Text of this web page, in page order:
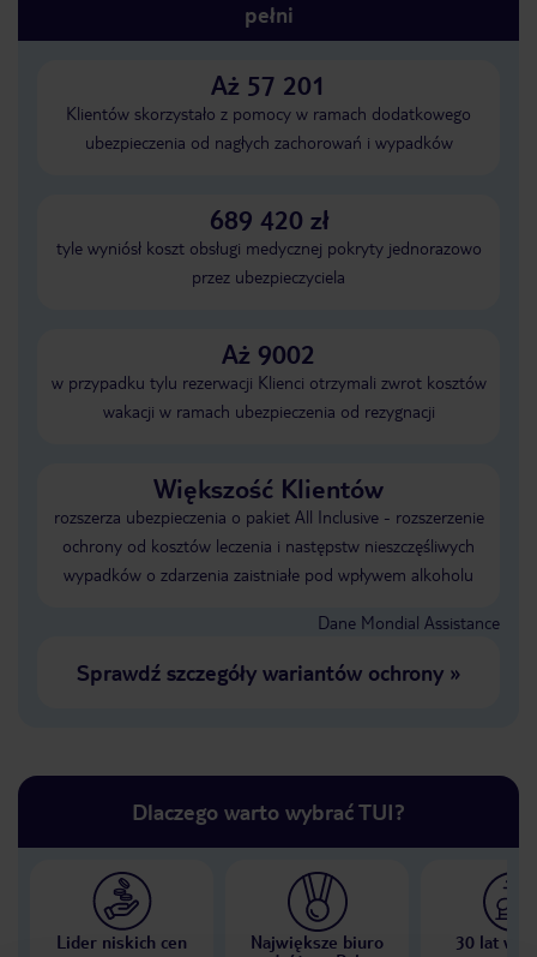
pełni
Aż 57 201
Klientów skorzystało z pomocy w ramach dodatkowego
ubezpieczenia od nagłych zachorowań i wypadków
689 420 zł
tyle wyniósł koszt obsługi medycznej pokryty jednorazowo
przez ubezpieczyciela
Aż 9002
w przypadku tylu rezerwacji Klienci otrzymali zwrot kosztów
wakacji w ramach ubezpieczenia od rezygnacji
Większość Klientów
rozszerza ubezpieczenia o pakiet All Inclusive - rozszerzenie
ochrony od kosztów leczenia i następstw nieszczęśliwych
wypadków o zdarzenia zaistniałe pod wpływem alkoholu
Dane Mondial Assistance
Sprawdź szczegóły wariantów ochrony»
Dlaczego warto wybrać TUI?
Lider niskich cen
Największe biuro
30 lat w